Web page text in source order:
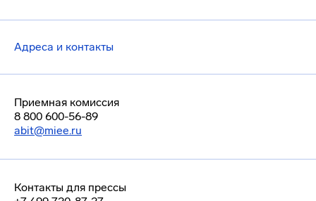
Адреса и контакты
Приемная комиссия
8 800 600-56-89
abit@miee.ru
Контакты для прессы